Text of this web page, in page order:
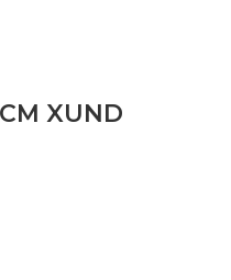
XUND